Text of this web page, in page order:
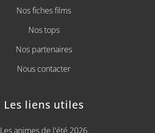
Nos fiches films
Nos tops
Nos partenaires
Nous contacter
Les liens utiles
Les animes de l'été 2026